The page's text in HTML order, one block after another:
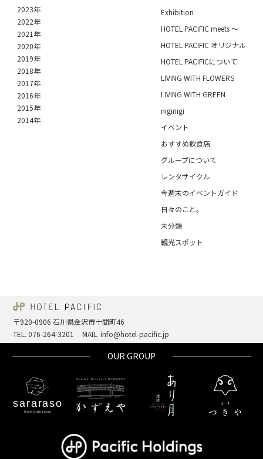
2023年
2022年
2021年
2020年
2019年
2018年
2017年
2016年
2015年
2014年
Exhibition
HOTEL PACIFIC meets ～
HOTEL PACIFIC オリジナル
HOTEL PACIFICについて
LIVING WITH FLOWERS
LIVING WITH GREEN
niginigi
イベント
おすすめ飲食店
グループについて
レンタサイクル
今週末のイベントガイド
日々のこと。
未分類
観光スポット
〒920-0906 石川県金沢市十間町46
TEL. 076-264-3201
MAIL. info@hotel-pacific.jp
OUR GROUP